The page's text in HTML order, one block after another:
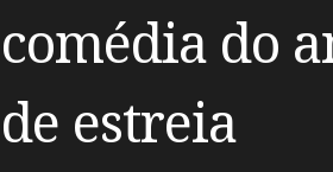
comédia do
de estreia